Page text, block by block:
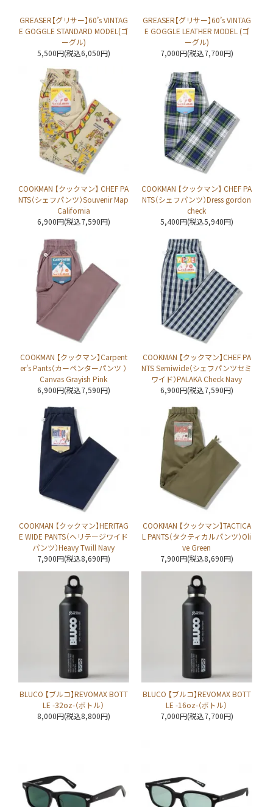
GREASER【グリサー】60’s VINTAG
E GOGGLE STANDARD MODEL(ゴ
ーグル)
5,500円(税込6,050円)
GREASER【グリサー】60’s VINTAG
E GOGGLE LEATHER MODEL (ゴ
ーグル)
7,000円(税込7,700円)
COOKMAN 【クックマン】 CHEF PA
NTS（シェフパンツ）Souvenir Map
California
6,900円(税込7,590円)
COOKMAN 【クックマン】 CHEF PA
NTS（シェフパンツ）Dress gordon
check
5,400円(税込5,940円)
COOKMAN 【クックマン】Carpent
er's Pants（カーペンターパンツ ）
Canvas Grayish Pink
6,900円(税込7,590円)
COOKMAN 【クックマン】CHEF PA
NTS Semiwide（シェフパンツセミ
ワイド）PALAKA Check Navy
6,900円(税込7,590円)
COOKMAN 【クックマン】HERITAG
E WIDE PANTS（ヘリテージワイド
パンツ）Heavy Twill Navy
7,900円(税込8,690円)
COOKMAN 【クックマン】TACTICA
L PANTS（タクティカルパンツ）Oli
ve Green
7,900円(税込8,690円)
BLUCO 【ブルコ】REVOMAX BOTT
LE -32oz-（ボトル）
8,000円(税込8,800円)
BLUCO 【ブルコ】REVOMAX BOTT
LE -16oz-（ボトル）
7,000円(税込7,700円)